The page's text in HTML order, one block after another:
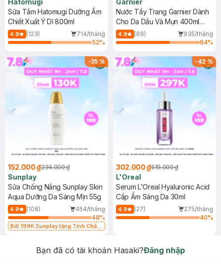
Hatomugi
Sữa Tắm Hatomugi Dưỡng Ẩm
Chiết Xuất Ý Dĩ 800ml
4.9 (123)
714/tháng
52%
Garnier
Nước Tẩy Trang Garnier Dành
Cho Da Dầu Và Mụn 400ml
(Mới)
4.9 (69)
935/tháng
64%
-35%
152.000 ₫234.000 ₫
Sunplay
Sữa Chống Nắng Sunplay Skin
Aqua Dưỡng Da Sáng Mịn 55g
4.9 (108)
454/tháng
48%
Bill 199K Sunplay tặng Tinh Chất
-42%
302.000 ₫519.000 ₫
L'Oreal
Serum L'Oreal Hyaluronic Acid
Cấp Ẩm Sáng Da 30ml
4.9 (27)
275/tháng
40%
Bạn đã có tài khoản Hasaki?Đăng nhập